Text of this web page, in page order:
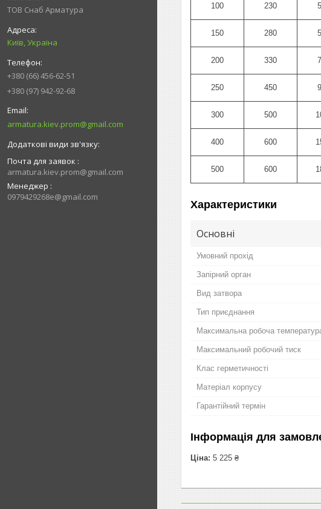
ТОВ Снаб Арматура
Київ, Україна
+380 (66) 456-62-51
+380 (97) 942-92-68
armatura.kiev.prom@gmail.com
Почта для заявок
armatura.kiev.prom@gmail.com
Менеджер
0979429268e@gmail.com
100 230
150 280
200 330
250 450
300 500
400 600
500 600
Характеристики
Основні
Умовний прохід
Запірний орган
Вид затвора
Тип приєднання
Максимальна робоча
Максимальний робочий тиск
Клас герметичності
Матеріал корпусу
Гарантійний термін
Інформація для
Ціна: 5 225 ₴